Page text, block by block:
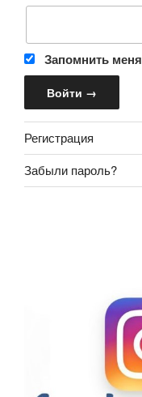
Запомнить меня
Регистрация
Забыли пароль?